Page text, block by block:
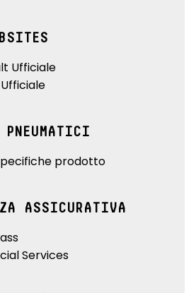
Ufficiale
PNEUMATICI
prodotto
ASSICURATIVA
Services